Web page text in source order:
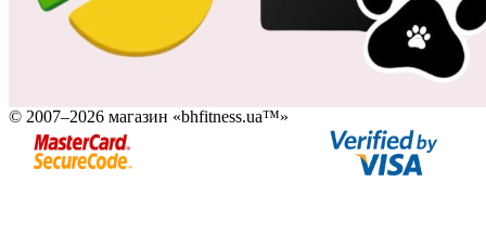
© 2007–2026 магазин «bhfitness.ua™»